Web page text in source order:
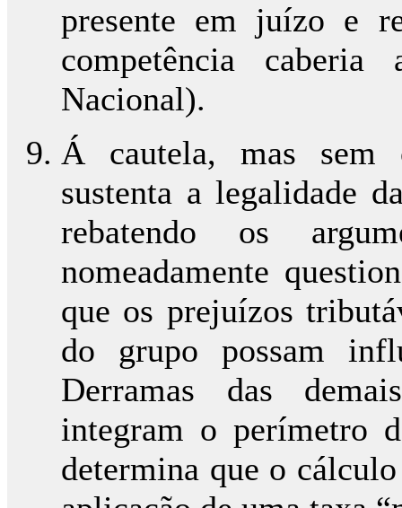
presente em juízo e
competência caberia
Nacional).
Á cautela, mas sem
sustenta a legalidade
rebatendo os
nomeadamente
que os prejuízos
do grupo possam
Derramas das
integram o perímetro
determina que o